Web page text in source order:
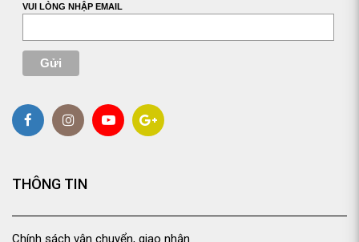
VUI LÒNG NHẬP EMAIL
THÔNG TIN
Chính sách vận chuyển, giao nhận